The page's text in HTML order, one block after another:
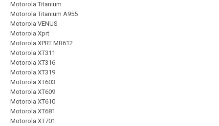
Motorola Titanium
Motorola Titanium A955
Motorola VENUS
Motorola Xprt
Motorola XPRT MB612
Motorola XT311
Motorola XT316
Motorola XT319
Motorola XT603
Motorola XT609
Motorola XT610
Motorola XT681
Motorola XT701